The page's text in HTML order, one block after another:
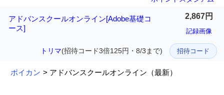
アドバンスクールオンライン[Adobe基礎コ
ース]
2,867円
記録画像
トリマ(招待コード3倍125円・8/3まで) 招待コード
ポイカン > アドバンスクールオンライン（最新）